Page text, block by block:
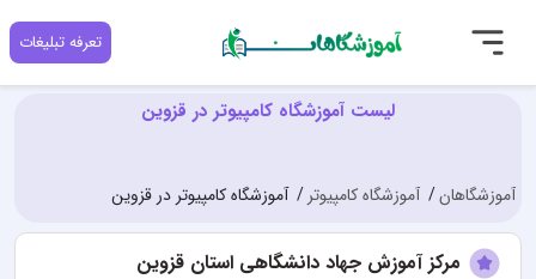
تعرفه تبلیغات
لیست آموزشگاه کامپیوتر در قزوین
آموزشگاهان آموزشگاه کامپیوتر آموزشگاه کامپیوتر در قزوین
مرکز آموزش جهاد دانشگاهی استان قزوین